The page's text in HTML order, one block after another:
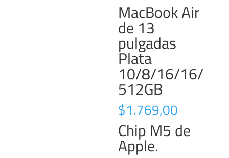
MacBook Air
de 13
pulgadas
Plata
10/8/16/16/
512GB
$1.769,00
Chip M5 de
Apple.